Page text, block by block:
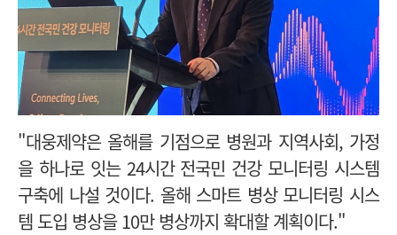
"대웅제약은 올해를 기점으로 병원과 지역사회, 가정
을 하나로 잇는 24시간 전국민 건강 모니터링 시스템
구축에 나설 것이다. 올해 스마트 병상 모니터링 시스
템 도입 병상을 10만 병상까지 확대할 계획이다."